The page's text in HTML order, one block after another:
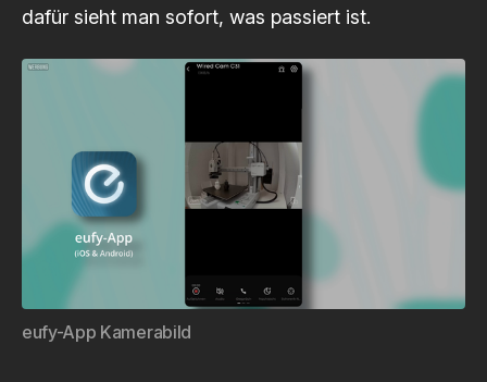
dafür sieht man sofort, was passiert ist.
eufy-App Kamerabild